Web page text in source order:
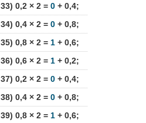
33) 0,2 × 2 = 0 + 0,4;
34) 0,4 × 2 = 0 + 0,8;
35) 0,8 × 2 = 1 + 0,6;
36) 0,6 × 2 = 1 + 0,2;
37) 0,2 × 2 = 0 + 0,4;
38) 0,4 × 2 = 0 + 0,8;
39) 0,8 × 2 = 1 + 0,6;